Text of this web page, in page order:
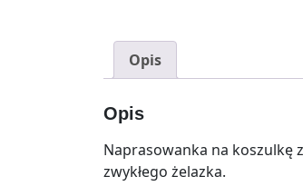
Opis
Opis
Naprasowanka na koszulkę
zwykłego żelazka.